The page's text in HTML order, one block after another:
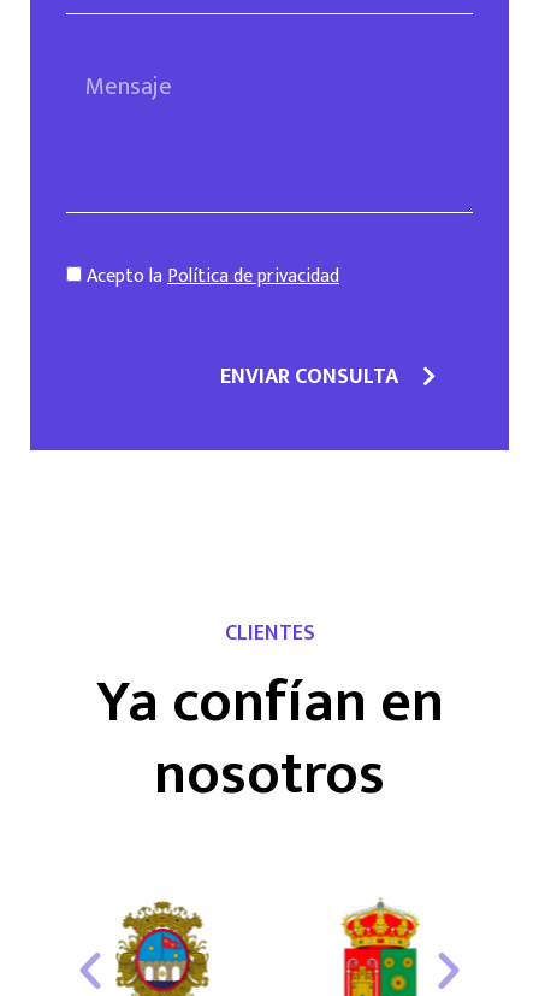
Acepto laPolítica de privacidad
ENVIAR CONSULTA
CLIENTES
Ya confían en
nosotros